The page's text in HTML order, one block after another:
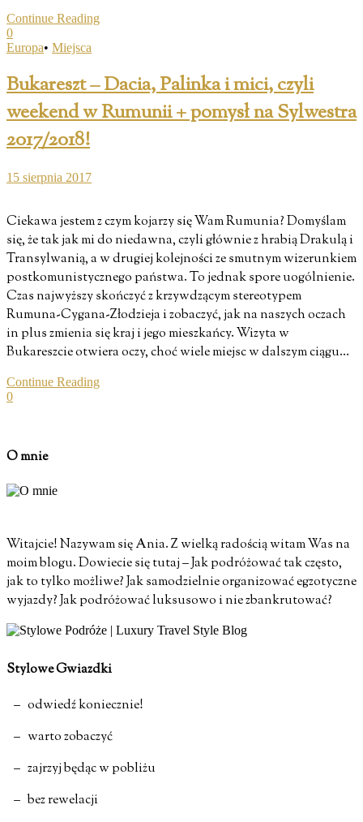
Continue Reading
0
Europa• Miejsca
Bukareszt – Dacia, Palinka i mici, czyli
weekend w Rumunii + pomysł na Sylwestra
2017/2018!
15 sierpnia 2017
Ciekawa jestem z czym kojarzy się Wam Rumunia? Domyślam
się, że tak jak mi do niedawna, czyli głównie z hrabią Drakulą i
Transylwanią, a w drugiej kolejności ze smutnym wizerunkiem
postkomunistycznego państwa. To jednak spore uogólnienie.
Czas najwyższy skończyć z krzywdzącym stereotypem
Rumuna-Cygana-Złodzieja i zobaczyć, jak na naszych oczach
in plus zmienia się kraj i jego mieszkańcy. Wizyta w
Bukareszcie otwiera oczy, choć wiele miejsc w dalszym ciągu…
Continue Reading
0
O mnie
Witajcie! Nazywam się Ania. Z wielką radością witam Was na
moim blogu. Dowiecie się tutaj – Jak podróżować tak często,
jak to tylko możliwe? Jak samodzielnie organizować egzotyczne
wyjazdy? Jak podróżować luksusowo i nie zbankrutować?
Stylowe Gwiazdki
– odwiedź koniecznie!
– warto zobaczyć
– zajrzyj będąc w pobliżu
– bez rewelacji